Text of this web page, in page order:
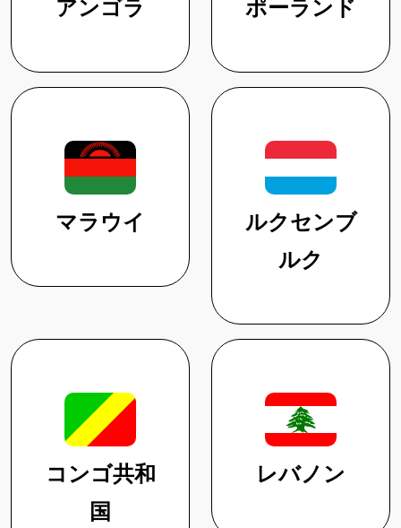
アンゴラ ポーランド
マラウイ
ルクセンブ
ルク
コンゴ共和
国
レバノン